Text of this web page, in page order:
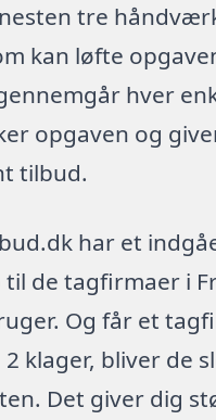
tre
kan løfte
hver
opgaven og
tilbud.
har et
til de tagfirmaer i
Og får et
klager, bliver de
Det giver dig